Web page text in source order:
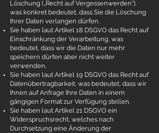
Löschung („Recht auf Vergessenwerden“),
was konkret bedeutet, dass Sie die Löschung
Ihrer Daten verlangen dürfen.
Sie haben laut Artikel 18 DSGVO das Recht auf
Einschränkung der Verarbeitung, was
bedeutet, dass wir die Daten nur mehr
speichern dürfen aber nicht weiter
verwenden.
Sie haben laut Artikel 19 DSGVO das Recht auf
Datenübertragbarkeit, was bedeutet, dass wir
Ihnen auf Anfrage Ihre Daten in einem
gängigen Format zur Verfügung stellen.
Sie haben laut Artikel 21 DSGVO ein
Widerspruchsrecht, welches nach
Durchsetzung eine Änderung der